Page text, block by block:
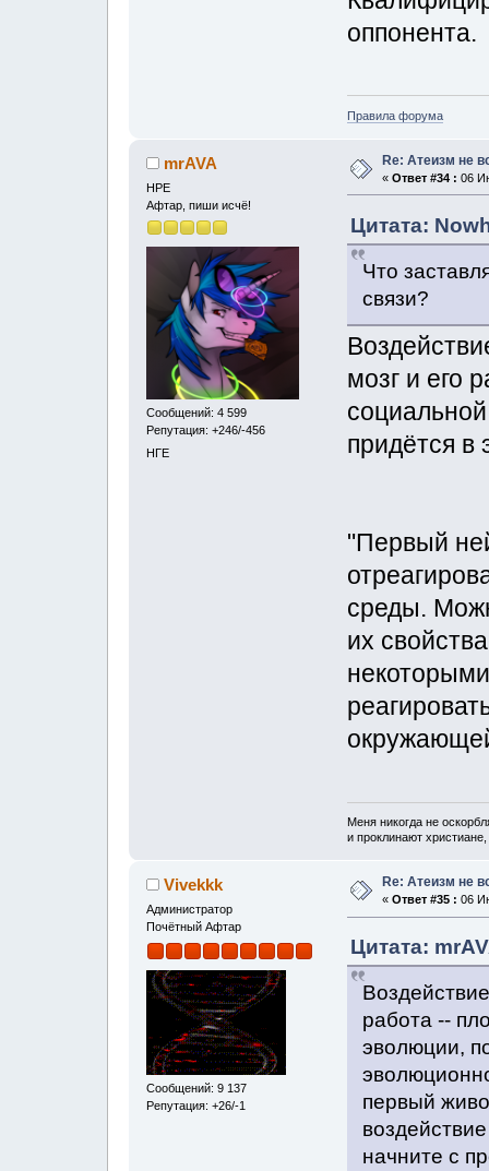
оппонента.
Правила форума
mrAVA
НРЕ
Афтар, пиши исчё!
Сообщений: 4 599
Репутация: +246/-456
НГЕ
Re: Атеизм не
« Ответ #34 : 06
Цитата:
Что
связи?
мозг и его
придётся в
"Первый
среды.
их
Меня никогда не
и проклинают
Vivekkk
Администратор
Почётный Афтар
Сообщений: 9 137
Репутация: +26/-1
Re: Атеизм не
« Ответ #35 : 06
Цитата:
работа --
эволюции,
первый
начните с